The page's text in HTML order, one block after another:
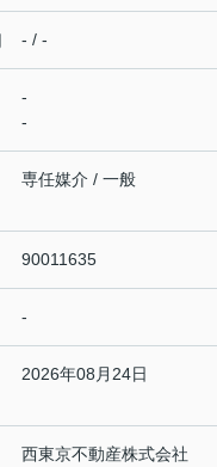
- / -
-
-
専任媒介 / 一般
90011635
-
2026年08月24日
西東京不動産株式会社